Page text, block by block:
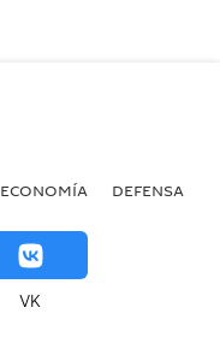
ECONOMÍA DEFENSA
VK